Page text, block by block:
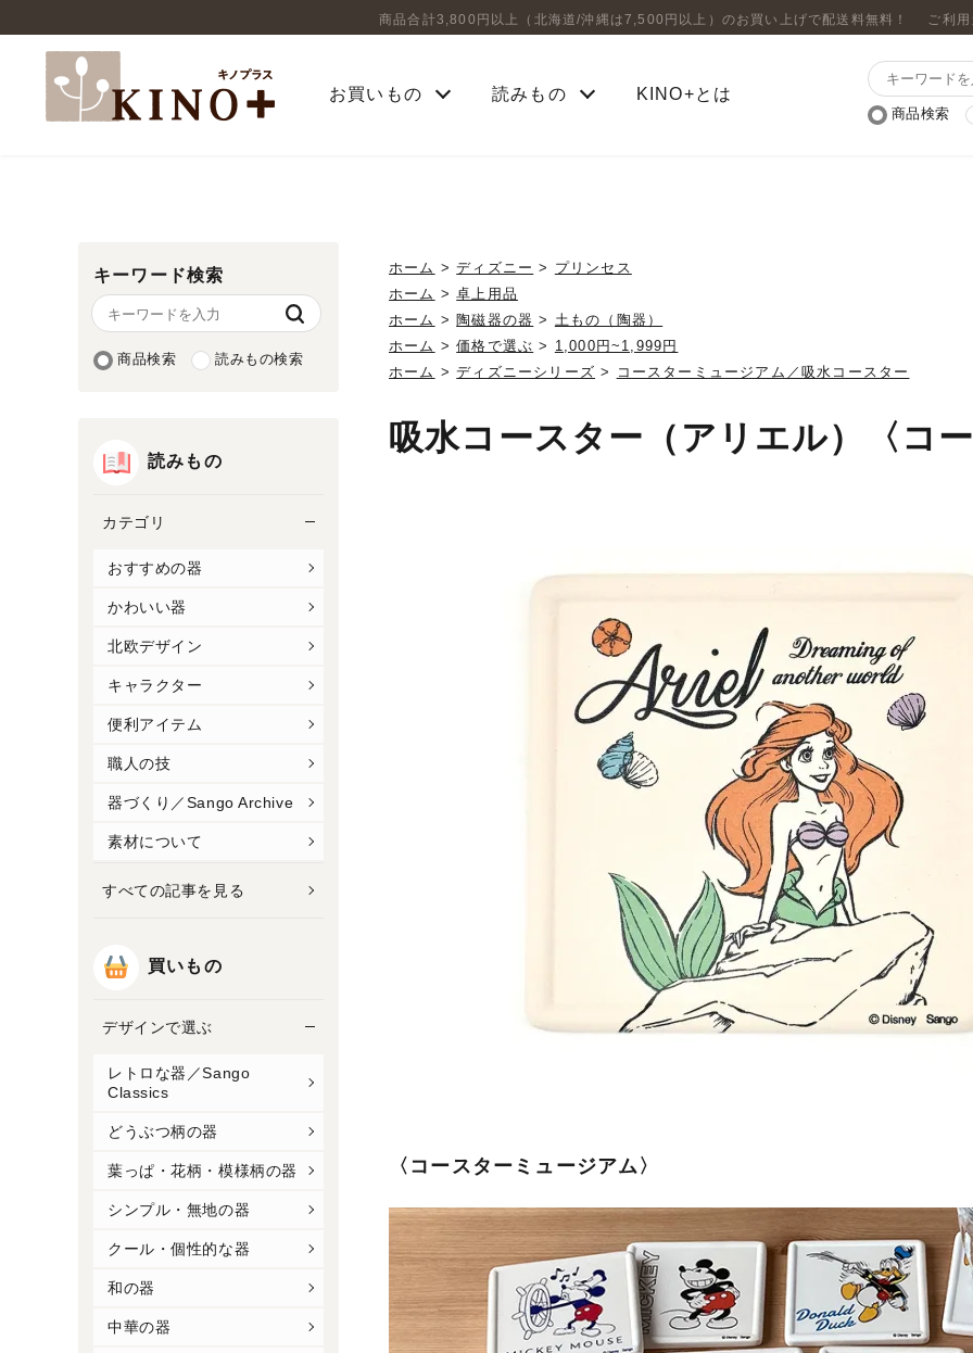
商品合計3,800円以上（北海道/沖縄は7,500円以上）のお買い上げで配送料無料！ ご利
お買いもの 読みもの KINO+とは
商品検索
キーワード検索
商品検索 読みもの検索
読みもの
カテゴリ
おすすめの器
かわいい器
北欧デザイン
キャラクター
便利アイテム
職人の技
器づくり／Sango Archive
素材について
すべての記事を見る
買いもの
デザインで選ぶ
レトロな器／Sango
Classics
どうぶつ柄の器
葉っぱ・花柄・模様柄の器
シンプル・無地の器
クール・個性的な器
和の器
中華の器
ホーム >ディズニー > プリンセス
ホーム >卓上用品
ホーム > 陶磁器の器 > 土もの（陶器）
ホーム >価格で選ぶ > 1,000円~1,999円
ホーム >ディズニーシリーズ > コースターミュージアム／吸水コースター
吸水コースター（アリエル）〈コ
〈コースターミュージアム〉